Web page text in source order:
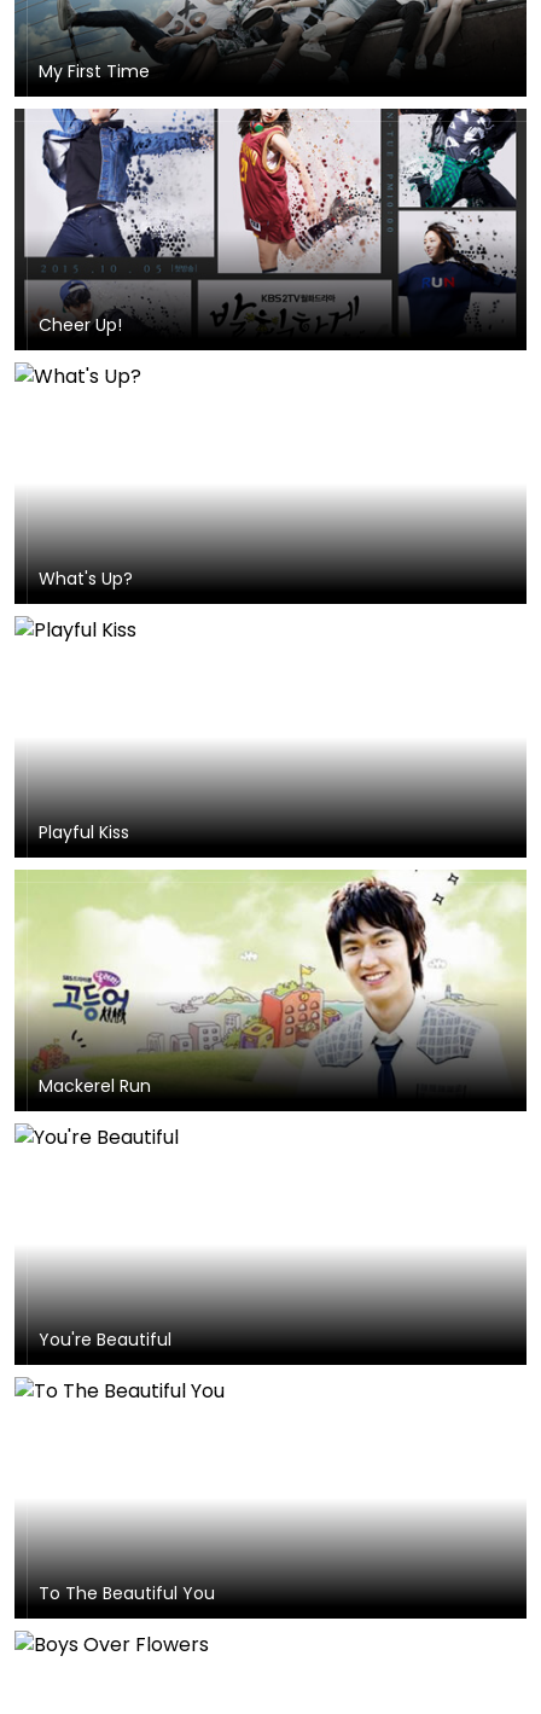
My First Time
Cheer Up!
What's Up?
Playful Kiss
Mackerel Run
You're Beautiful
To The Beautiful You